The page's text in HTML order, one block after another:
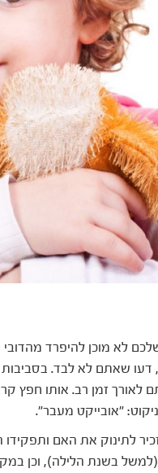
לא מוכן להיפרד
לאורך זמן רב. אותו חפץ
"אובייקט מעבר".
לתינוק את האם ותפקידו
בשנת הלילה), וכן